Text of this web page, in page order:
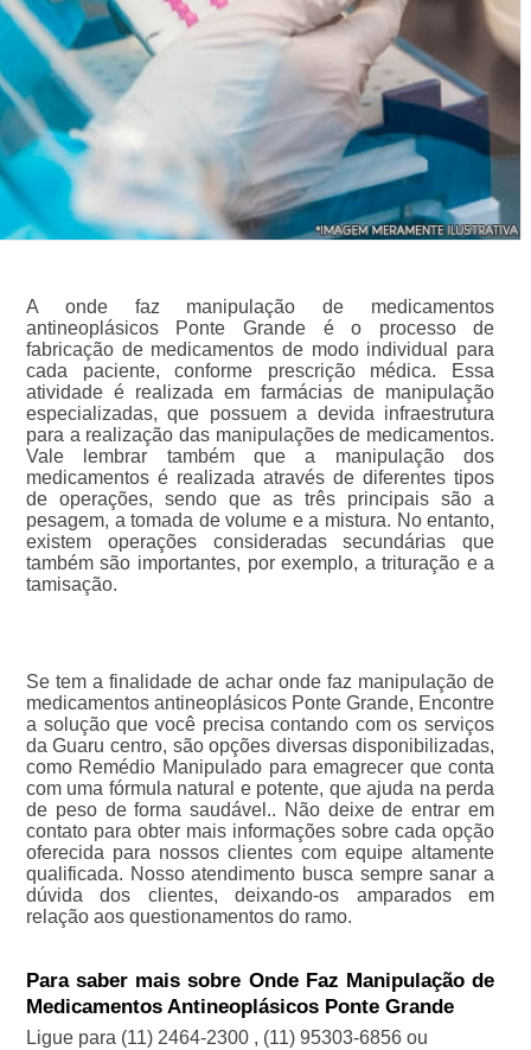
A onde faz manipulação de medicamentos
antineoplásicos Ponte Grande é o processo de
fabricação de medicamentos de modo individual para
cada paciente, conforme prescrição médica. Essa
atividade é realizada em farmácias de manipulação
especializadas, que possuem a devida infraestrutura
para a realização das manipulações de medicamentos.
Vale lembrar também que a manipulação dos
medicamentos é realizada através de diferentes tipos
de operações, sendo que as três principais são a
pesagem, a tomada de volume e a mistura. No entanto,
existem operações consideradas secundárias que
também são importantes, por exemplo, a trituração e a
tamisação.
Se tem a finalidade de achar onde faz manipulação de
medicamentos antineoplásicos Ponte Grande, Encontre
a solução que você precisa contando com os serviços
da Guaru centro, são opções diversas disponibilizadas,
como Remédio Manipulado para emagrecer que conta
com uma fórmula natural e potente, que ajuda na perda
de peso de forma saudável.. Não deixe de entrar em
contato para obter mais informações sobre cada opção
oferecida para nossos clientes com equipe altamente
qualificada. Nosso atendimento busca sempre sanar a
dúvida dos clientes, deixando-os amparados em
relação aos questionamentos do ramo.
Para saber mais sobre Onde Faz Manipulação de
Medicamentos Antineoplásicos Ponte Grande
Ligue para (11) 2464-2300 , (11) 95303-6856 ou